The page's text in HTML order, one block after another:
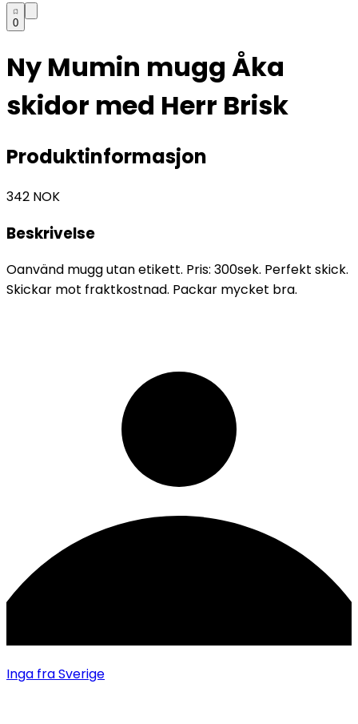
0
Ny Mumin mugg Åka
skidor med Herr Brisk
Produktinformasjon
342 NOK
Beskrivelse
Oanvänd mugg utan etikett. Pris: 300sek. Perfekt skick.
Skickar mot fraktkostnad. Packar mycket bra.
Inga fra Sverige